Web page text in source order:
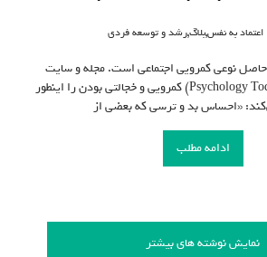
اعتماد به نفس,بلاگ,رشد و توسعه فردی
حاصل نوعی کمرویی اجتماعی است. مجله و سایت
روانشناسی امروز (Psychology Today) کمرویی و خجالتی‌ بودن را اینطور
«احساس بد و ترسی که بعضی از
ادامه مطلب
نمایش نوشته های بیشتر